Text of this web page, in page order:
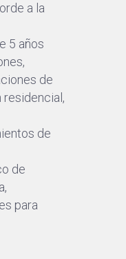
a la
5 años
de
de
de
para